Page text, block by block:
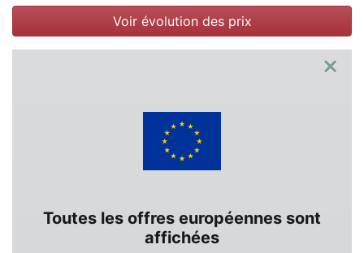
Voir évolution des prix
×
Toutes les offres européennes sont
affichées